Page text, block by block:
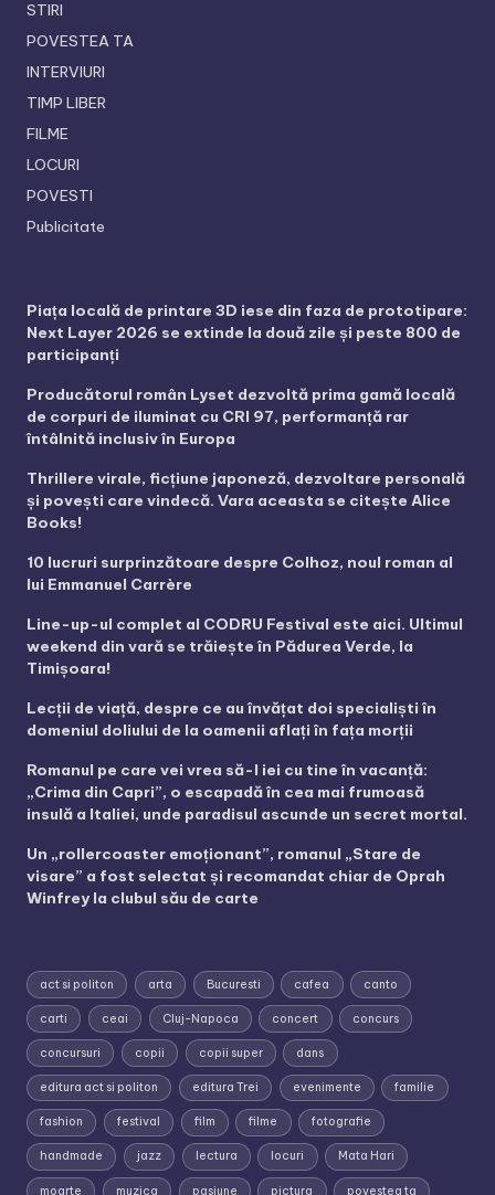
STIRI
POVESTEA TA
INTERVIURI
TIMP LIBER
FILME
LOCURI
POVESTI
Publicitate
Piața locală de printare 3D iese din faza de prototipare:
Next Layer 2026 se extinde la două zile și peste 800 de
participanți
Producătorul român Lyset dezvoltă prima gamă locală
de corpuri de iluminat cu CRI 97, performanță rar
întâlnită inclusiv în Europa
Thrillere virale, ficțiune japoneză, dezvoltare personală
și povești care vindecă. Vara aceasta se citește Alice
Books!
10 lucruri surprinzătoare despre Colhoz, noul roman al
lui Emmanuel Carrère
Line-up-ul complet al CODRU Festival este aici. Ultimul
weekend din vară se trăiește în Pădurea Verde, la
Timișoara!
Lecții de viață, despre ce au învățat doi specialiști în
domeniul doliului de la oamenii aflați în fața morții
Romanul pe care vei vrea să-l iei cu tine în vacanță:
„Crima din Capri”, o escapadă în cea mai frumoasă
insulă a Italiei, unde paradisul ascunde un secret mortal.
Un „rollercoaster emoționant”, romanul „Stare de
visare” a fost selectat și recomandat chiar de Oprah
Winfrey la clubul său de carte
act si politon arta Bucuresti cafea canto
carti ceai Cluj-Napoca concert concurs
concursuri copii copii super dans
editura act si politon editura Trei evenimente familie
fashion festival film filme fotografie
handmade jazz lectura locuri Mata Hari
moarte muzica pasiune pictura povestea ta